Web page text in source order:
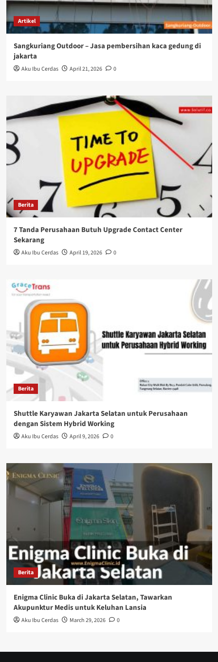
Artikel
Sangkuriang Outdoor – Jasa pembersihan kaca gedung di
jakarta
Aku Ibu Cerdas April 21, 2026 0
Berita
7 Tanda Perusahaan Butuh Upgrade Contact Center
Sekarang
Aku Ibu Cerdas April 19, 2026 0
Berita
Shuttle Karyawan Jakarta Selatan untuk Perusahaan
dengan Sistem Hybrid Working
Aku Ibu Cerdas April 9, 2026 0
Berita
Enigma Clinic Buka di Jakarta Selatan, Tawarkan
Akupunktur Medis untuk Keluhan Lansia
Aku Ibu Cerdas March 29, 2026 0